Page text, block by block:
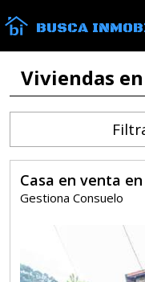
BUSCA
Viviendas
Casa en venta
Gestiona Consuelo